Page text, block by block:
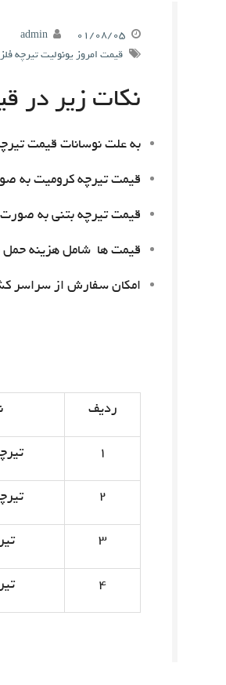
۰۱/۰۸/۰۵ admin
قیمت امروز یونولیت تیرچه
نکات زیر در
به علت نوسانات قیمت
قیمت تیرچه کرومیت به
قیمت تیرچه بتنی به
قیمت ها شامل هزینه حمل
امکان سفارش از سراسر
ردیف
۱
۲
۳
۴